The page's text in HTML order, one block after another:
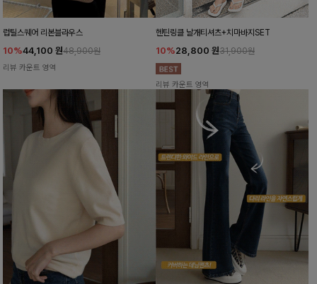
럽틸스퀘어 리본블라우스
10%44,100 원48,900원
리뷰 카운트 영역
헨틴링클 날개티셔츠+치마바지SET
10%28,800 원31,900원
리뷰 카운트 영역